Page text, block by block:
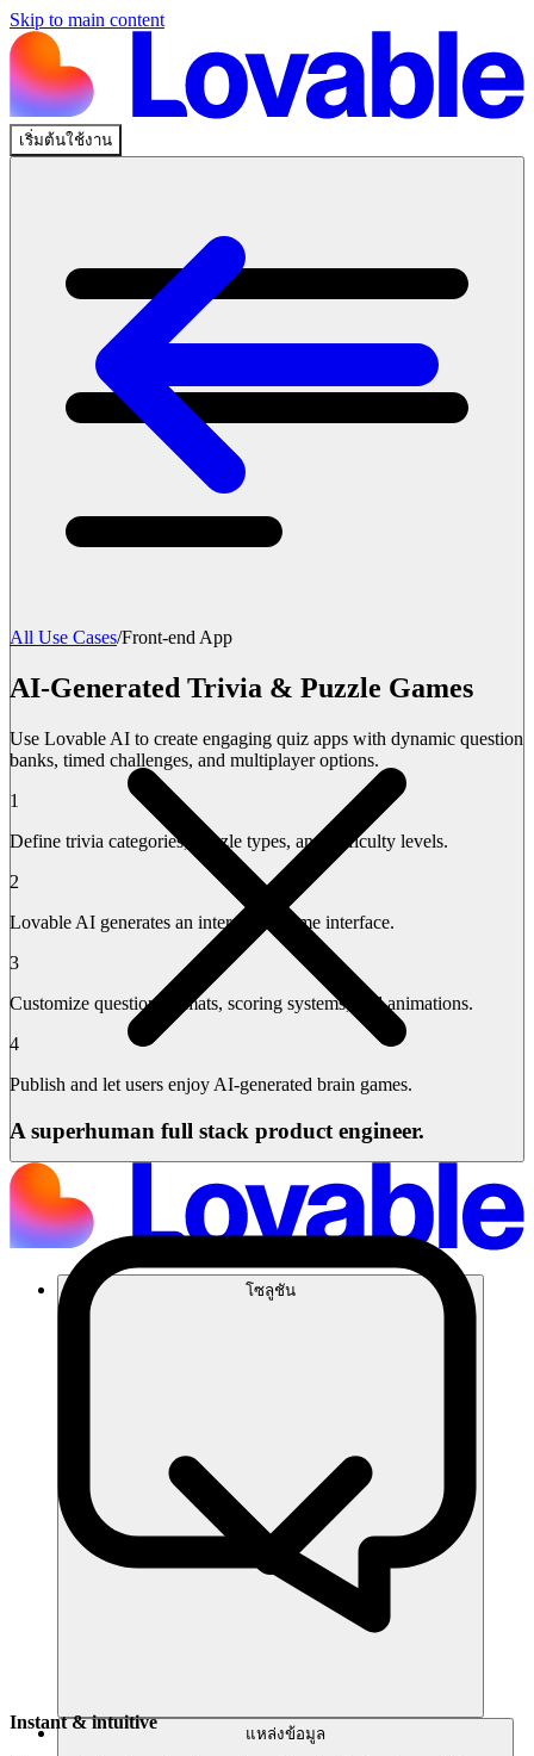
Skip to main content
เริ่มต้นใช้งาน
โซลูชัน
แหล่งข้อมูล
All Use Cases/Front-end App
AI-Generated Trivia & Puzzle Games
Use Lovable AI to create engaging quiz apps with dynamic question
banks, timed challenges, and multiplayer options.
1
Define trivia categories, puzzle types, and difficulty levels.
2
Lovable AI generates an interactive game interface.
3
Customize question formats, scoring systems, and animations.
4
Publish and let users enjoy AI-generated brain games.
A superhuman full stack product engineer.
Instant & intuitive